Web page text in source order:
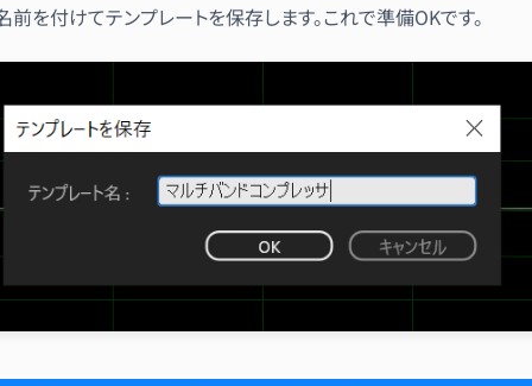
前を付けてテンプレートを保存します。これで準備OKです。